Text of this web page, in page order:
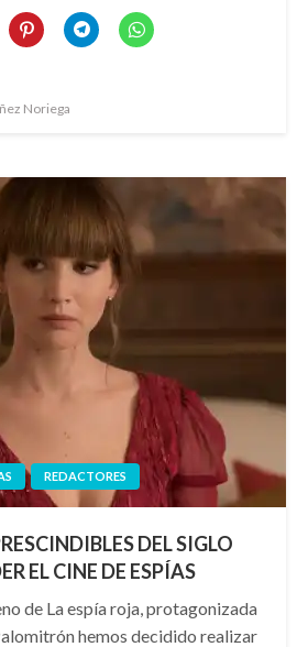
Noriega
REDACTORES
DEL SIGLO
EL CINE DE ESPÍAS
de La espía roja, protagonizada
hemos decidido realizar